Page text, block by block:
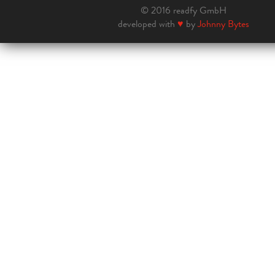
© 2016 readfy GmbH
developed with ♥ byJohnny Bytes